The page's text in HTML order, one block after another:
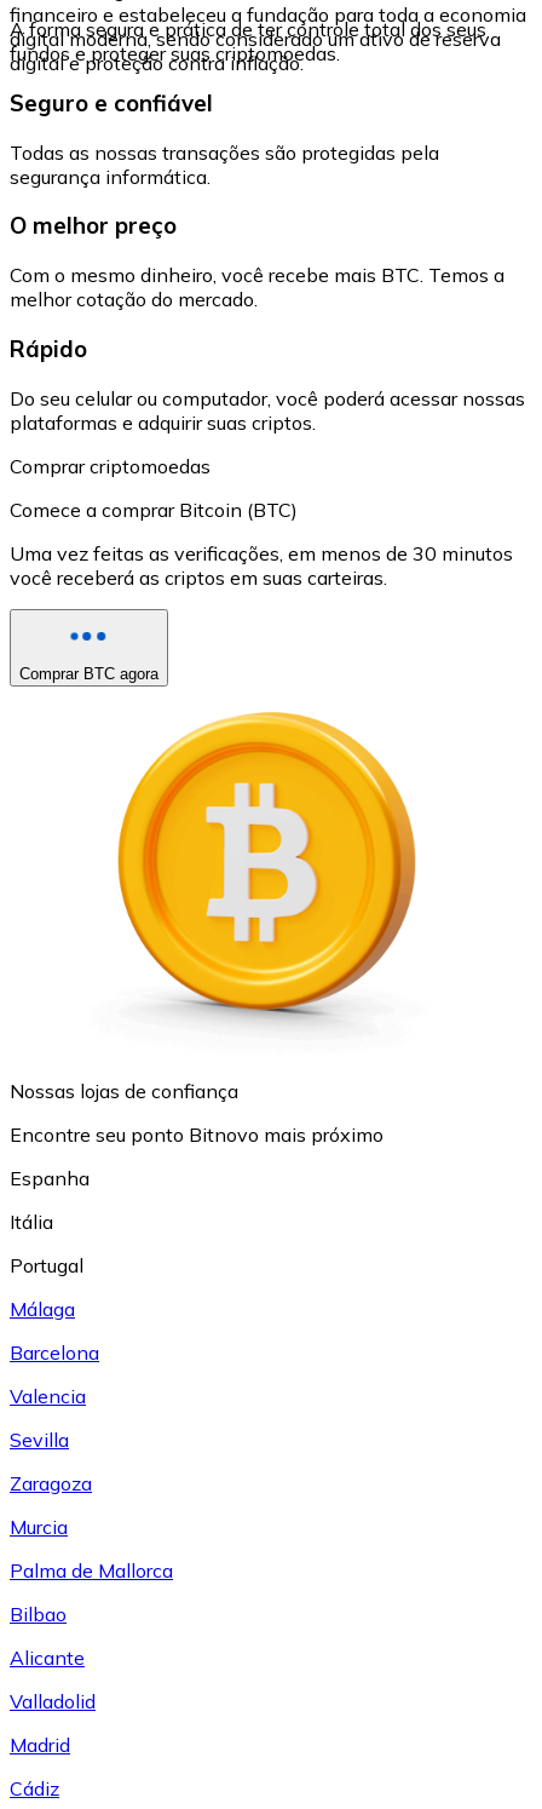
financeiro e estabeleceu a fundação para toda a economia
digital moderna, sendo considerado um ativo de reserva
digital e proteção contra inflação.
A forma segura e prática de ter controle total dos seus
fundos e proteger suas criptomoedas.
Seguro e confiável
Todas as nossas transações são protegidas pela
segurança informática.
O melhor preço
Com o mesmo dinheiro, você recebe mais BTC. Temos a
melhor cotação do mercado.
Rápido
Do seu celular ou computador, você poderá acessar nossas
plataformas e adquirir suas criptos.
Comprar criptomoedas
Comece a comprar Bitcoin (BTC)
Uma vez feitas as verificações, em menos de 30 minutos
você receberá as criptos em suas carteiras.
Comprar BTC agora
Nossas lojas de confiança
Encontre seu ponto Bitnovo mais próximo
Espanha
Itália
Portugal
Málaga
Barcelona
Valencia
Sevilla
Zaragoza
Murcia
Palma de Mallorca
Bilbao
Alicante
Valladolid
Madrid
Cádiz